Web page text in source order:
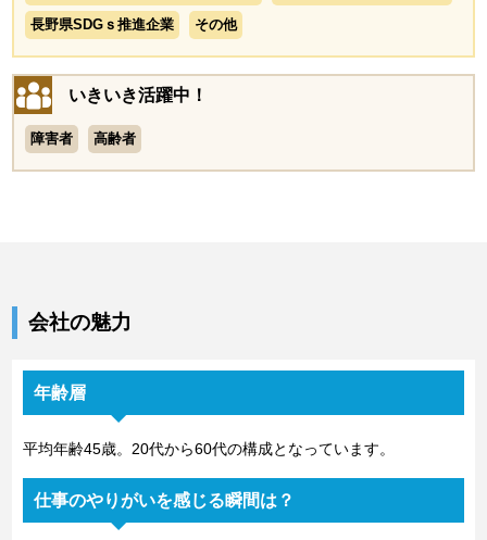
長野県SDGｓ推進企業 その他
いきいき活躍中！
障害者 高齢者
会社の魅力
年齢層
平均年齢45歳。20代から60代の構成となっています。
仕事のやりがいを感じる瞬間は？